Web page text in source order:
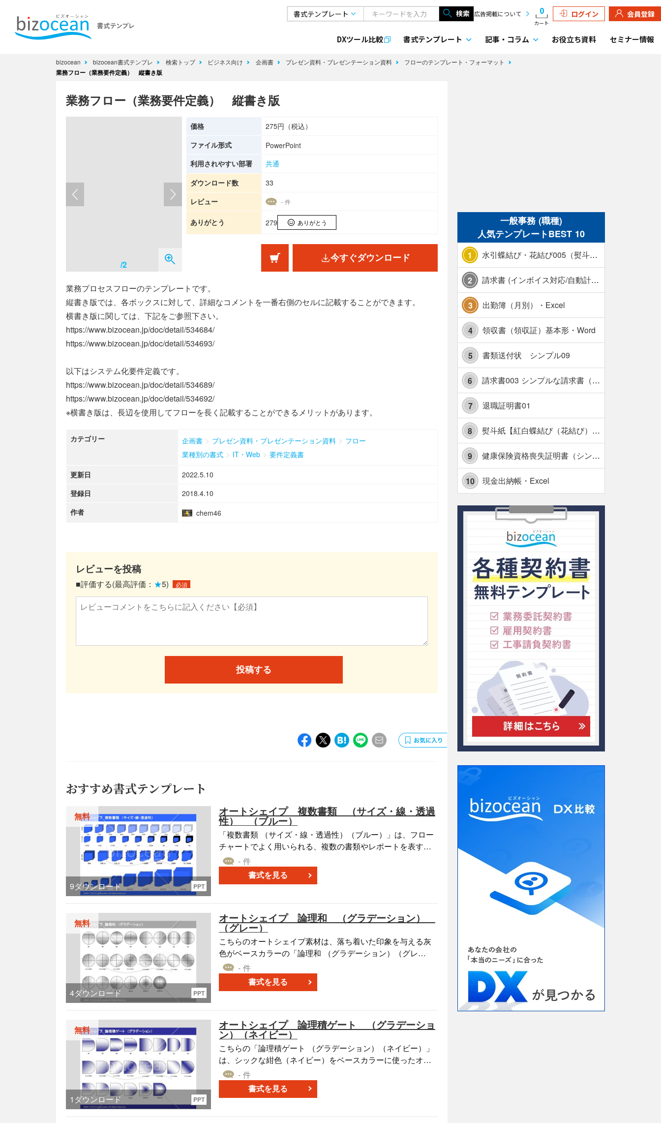
検索 広告掲載について 0
カート
ログイン 会員登録
DXツール比較 書式テンプレート 記事・ コラム お役立ち資料 セミナー情報
bizocean bizocean書式テンプレ 検索トップ ビジネス向け 企画書 プレゼン資料・プレゼンテーション資料 フローのテンプレート・フォーマット
業務フロー（業務要件定義） 縦書き版
業務フロー（業務要件定義） 縦書き版
/2
価格
275円（税込）
ファイル形式
PowerPoint
利用されやすい部署
共通
ダウンロード数
33
レビュー
- 件
ありがとう 279 ありがとう
今すぐダウンロード
業務プロセスフローのテンプレートです。
縦書き版では、各ボックスに対して、詳細なコメントを一番右側のセルに記載することができます。
横書き版に関しては、下記をご参照下さい。
https://www.bizocean.jp/doc/detail/534684/
https://www.bizocean.jp/doc/detail/534693/
以下はシステム化要件定義です。
https://www.bizocean.jp/doc/detail/534689/
https://www.bizocean.jp/doc/detail/534692/
※横書き版は、長辺を使用してフローを長く記載することができるメリットがあります。
カテゴリー 企画書 > プレゼン資料・プレゼンテーション資料 > フロー
業種別の書式 > IT・Web > 要件定義書
更新日
2022.5.10
登録日
2018.4.10
作者
chem46
レビューを投稿
■評価する(最高評価： ★5) 必須
投稿する
おすすめ書式テンプレート
無料
9ダウンロード PPT
オートシェイプ 複数書類 （サイズ・線・透過
性） （ブルー）
「複数書類 （サイズ・線・透過性）（ブルー）」は、フロー
チャートでよく用いられる、複数の書類やレポートを表すオ
ートシェイプ素材であり、書類が重なったような図形が印象
的です。 「図形のサイズ」「線のスタイル「透過率」を変え
た、複数のパターンを作成しており、無料でダウンロードす
- 件
書式を見る
無料
4ダウンロード PPT
オートシェイプ 論理和 （グラデーション）
（グレー）
こちらのオートシェイプ素材は、落ち着いた印象を与える灰
色がベースカラーの「論理和 （グラデーション）（グレ
ー）」です。 フローチャートで使われる、複数のパスへと続
くプロセスフローを表す記号であり、さまざまなPowerPoint
のグラデーションパターンで作成しました。 PowerPointやW
- 件
書式を見る
無料
1 ダウンロード PPT
オートシェイプ 論理積ゲート （グラデーショ
ン）（ネイビー）
こちらの「論理積ゲート （グラデーション）（ネイビー）」
は、シックな紺色（ネイビー）をベースカラーに使ったオー
トシェイプ素材です。 プレゼンテーション資料やマーケティ
ング資料など、自社で作成する資料にアイコンやイメージ画
像として使えるように、PowerPointのファイル形式となって
- 件
書式を見る
一般事務 (職種)
人気テンプレートBEST 10
1 水引蝶結び・花結び005（熨斗あり）
2 請求書 (インボイス対応/自動計算/A4 縦) カラー 使い方解説あり
3 出勤簿（月別）・Excel
4 領収書（領収証）基本形・Word
5 書類送付状 シンプル09
6 請求書003 シンプルな請求書（消費税10％対応）
7 退職証明書01
8 熨斗紙【紅白蝶結び（花結び）・水引7本】・Excel
9 健康保険資格喪失証明書（シンプル表形式版）・Excel【見本付き】
10 現金出納帳・Excel